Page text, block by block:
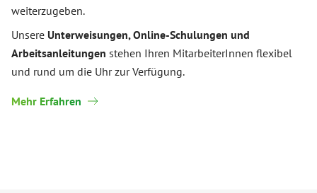
weiterzugeben.
Unsere Unterweisungen, Online-Schulungen und
Arbeitsanleitungen stehen Ihren MitarbeiterInnen flexibel
und rund um die Uhr zur Verfügung.
Mehr Erfahren